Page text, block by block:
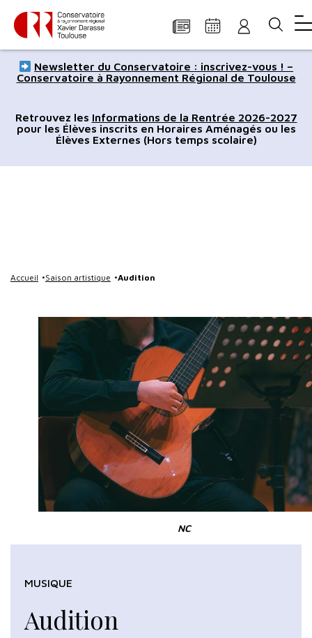
Panneau de gestion des cookies
Aller
au
principal
à
navigation
à
recherche
au
de
page
au
du
site
Newsletter du Conservatoire : inscrivez-vous ! –
Conservatoire à Rayonnement Régional de Toulouse
Retrouvez les Informations de la Rentrée 2026-2027
pour les Élèves inscrits en Horaires Aménagés ou les
Élèves Externes (Hors temps scolaire)
Accueil Saison artistique Audition
NC
Audition
MUSIQUE